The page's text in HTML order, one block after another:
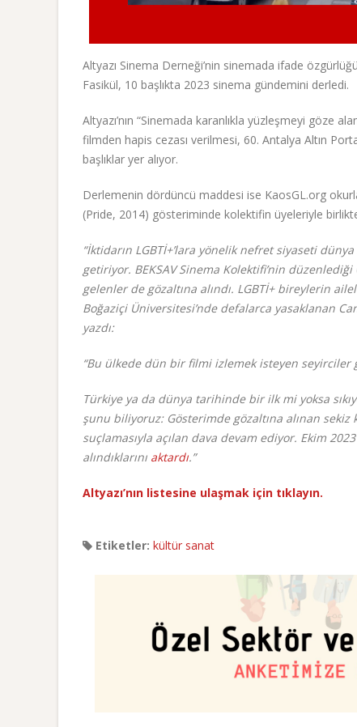
Altyazı Sinema Derneği’nin sinemada ifade
Fasikül, 10 başlıkta 2023 sinema gündemini derledi.
Altyazı’nın “Sinemada karanlıkla yüzleşmeyi göze
filmden hapis cezası verilmesi, 60. Antalya Altın
başlıklar yer alıyor.
Derlemenin dördüncü maddesi ise KaosGL.org
(Pride, 2014) gösteriminde kolektifin üyeleriyle
“İktidarın LGBTİ+’lara yönelik nefret siyaseti
getiriyor. BEKSAV Sinema Kolektifi’nin
gelenler de gözaltına alındı. LGBTİ+ bireylerin
Boğaziçi Üniversitesi’nde defalarca yasaklanan
yazdı:
“Bu ülkede dün bir filmi izlemek isteyen seyirciler
Türkiye ya da dünya tarihinde bir ilk mi yoksa
şunu biliyoruz: Gösterimde gözaltına alınan
suçlamasıyla açılan dava devam ediyor. Ekim
alındıklarını aktardı.”
Altyazı’nın listesine ulaşmak için tıklayın.
Etiketler: kültür sanat